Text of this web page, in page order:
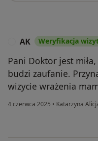
AK Weryfikacja
Pani Doktor jest
budzi zaufanie.
wizycie wrażenia
4 czerwca 2025 • Katarzyna